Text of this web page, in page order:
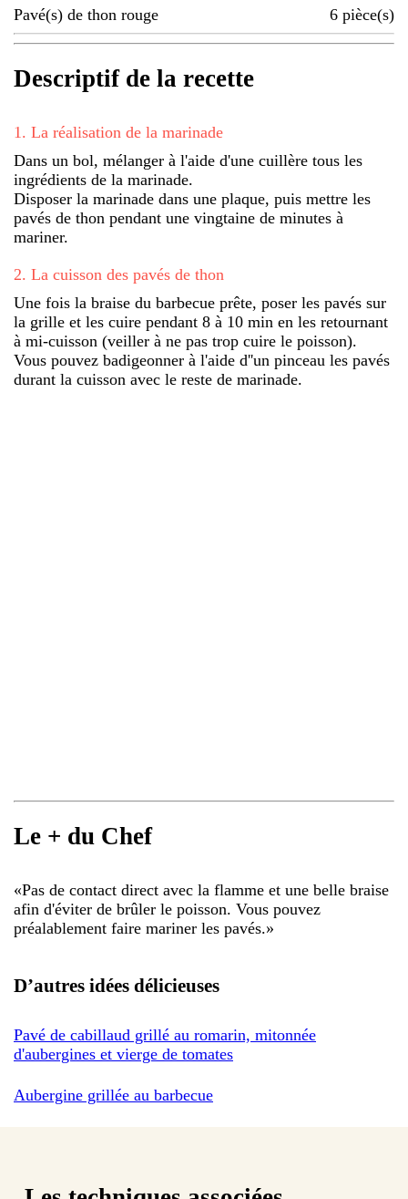
Pavé(s) de thon rouge
6 pièce(s)
Descriptif de la recette
1 . La réalisation de la marinade
Dans un bol, mélanger à l'aide d'une cuillère tous les
ingrédients de la marinade.
Disposer la marinade dans une plaque, puis mettre les
pavés de thon pendant une vingtaine de minutes à
mariner.
2. La cuisson des pavés de thon
Une fois la braise du barbecue prête, poser les pavés sur
la grille et les cuire pendant 8 à 10 min en les retournant
à mi-cuisson (veiller à ne pas trop cuire le poisson).
Vous pouvez badigeonner à l'aide d''un pinceau les pavés
durant la cuisson avec le reste de marinade.
Le + du Chef
«Pas de contact direct avec la flamme et une belle braise
afin d'éviter de brûler le poisson. Vous pouvez
préalablement faire mariner les pavés.»
D’autres idées délicieuses
Pavé de cabillaud grillé au romarin, mitonnée
d'aubergines et vierge de tomates
Aubergine grillée au barbecue